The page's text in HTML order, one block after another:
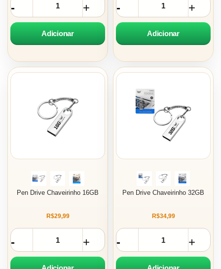
Adicionar Adicionar
Pen Drive Chaveirinho 16GB
R$29,99
Pen Drive Chaveirinho 32GB
R$34,99